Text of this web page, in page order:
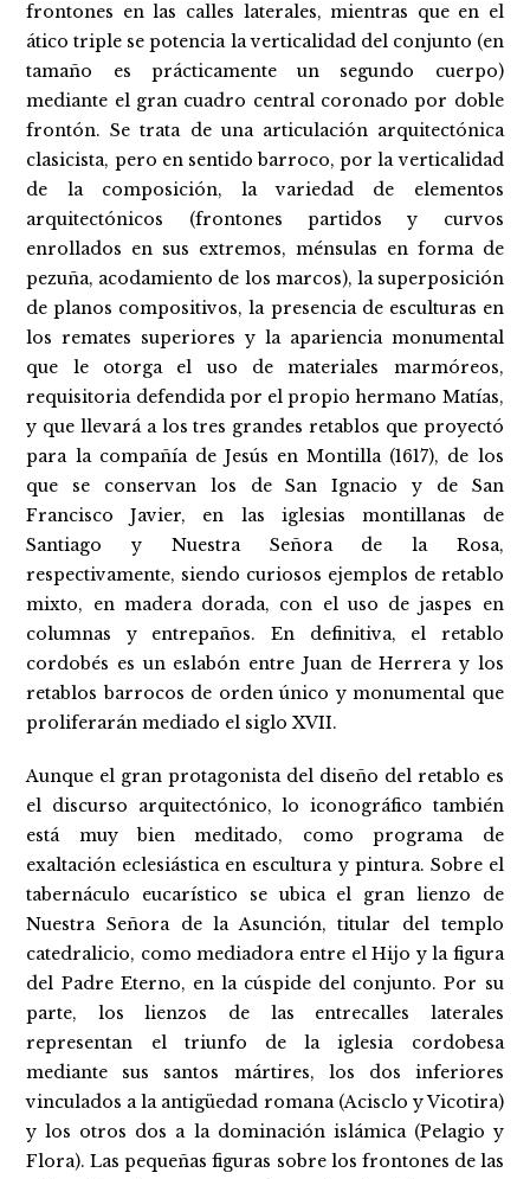
frontones en las calles laterales, mientras que en el
ático triple se potencia la verticalidad del conjunto (en
tamaño es prácticamente un segundo cuerpo)
mediante el gran cuadro central coronado por doble
frontón. Se trata de una articulación arquitectónica
clasicista, pero en sentido barroco, por la verticalidad
de la composición, la variedad de elementos
arquitectónicos (frontones partidos y curvos
enrollados en sus extremos, ménsulas en forma de
pezuña, acodamiento de los marcos), la superposición
de planos compositivos, la presencia de esculturas en
los remates superiores y la apariencia monumental
que le otorga el uso de materiales marmóreos,
requisitoria defendida por el propio hermano Matías,
y que llevará a los tres grandes retablos que proyectó
para la compañía de Jesús en Montilla (1617), de los
que se conservan los de San Ignacio y de San
Francisco Javier, en las iglesias montillanas de
Santiago y Nuestra Señora de la Rosa,
respectivamente, siendo curiosos ejemplos de retablo
mixto, en madera dorada, con el uso de jaspes en
columnas y entrepaños. En definitiva, el retablo
cordobés es un eslabón entre Juan de Herrera y los
retablos barrocos de orden único y monumental que
proliferarán mediado el siglo XVII.
Aunque el gran protagonista del diseño del retablo es
el discurso arquitectónico, lo iconográfico también
está muy bien meditado, como programa de
exaltación eclesiástica en escultura y pintura. Sobre el
tabernáculo eucarístico se ubica el gran lienzo de
Nuestra Señora de la Asunción, titular del templo
catedralicio, como mediadora entre el Hijo y la figura
del Padre Eterno, en la cúspide del conjunto. Por su
parte, los lienzos de las entrecalles laterales
representan el triunfo de la iglesia cordobesa
mediante sus santos mártires, los dos inferiores
vinculados a la antigüedad romana (Acisclo y Vicotira)
y los otros dos a la dominación islámica (Pelagio y
Flora). Las pequeñas figuras sobre los frontones de las